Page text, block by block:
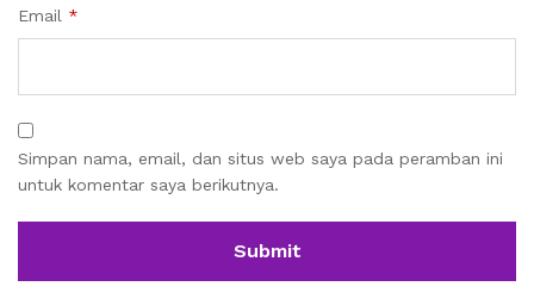
Email *
Simpan nama, email, dan situs web saya pada peramban ini
untuk komentar saya berikutnya.